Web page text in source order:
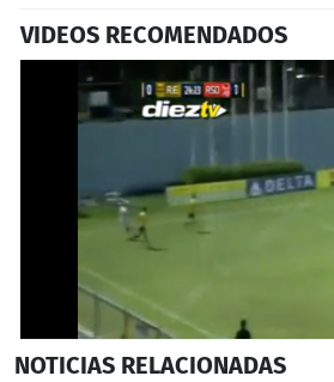
VIDEOS RECOMENDADOS
seconds
NOTICIAS RELACIONADAS